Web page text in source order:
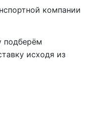
компании
подберём
исходя из